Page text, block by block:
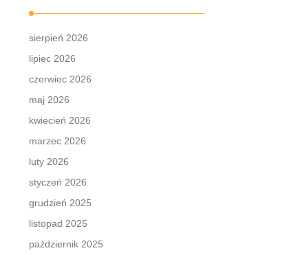
sierpień 2026
lipiec 2026
czerwiec 2026
maj 2026
kwiecień 2026
marzec 2026
luty 2026
styczeń 2026
grudzień 2025
listopad 2025
październik 2025